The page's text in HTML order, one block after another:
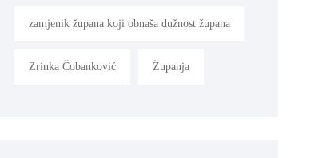
zamjenik župana koji obnaša dužnost župana
Zrinka Čobanković Županja